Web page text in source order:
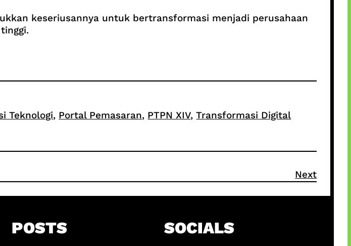
keseriusannya untuk bertransformasi menjadi perusahaan
Teknologi, Portal Pemasaran, PTPN XIV, Transformasi Digital
Next
POSTS SOCIALS